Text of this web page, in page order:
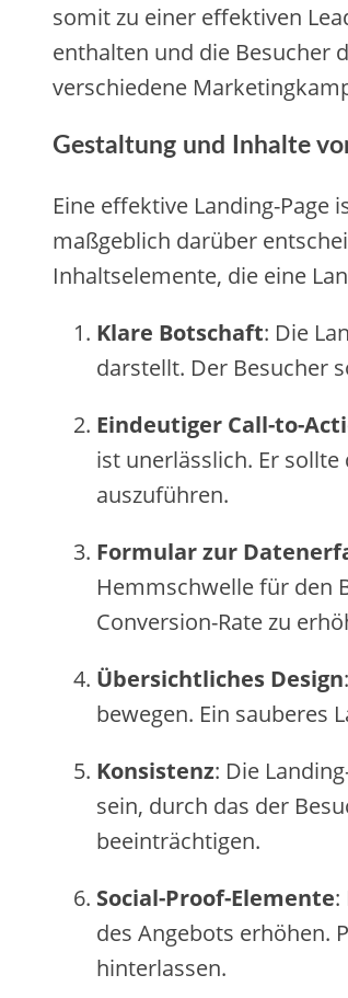
somit zu einer effektiven
enthalten und die Besucher
verschiedene
Gestaltung und Inhalte
Eine effektive Landing-Page
maßgeblich darüber
Inhaltselemente, die eine
Klare Botschaft: Die
darstellt. Der Besucher
Eindeutiger Call-to-
ist unerlässlich. Er
auszuführen.
Formular zur
Hemmschwelle für den
Conversion-Rate zu
Übersichtliches Design
bewegen. Ein sauberes
Konsistenz: Die
sein, durch das der
beeinträchtigen.
Social-Proof-Elemente:
des Angebots erhöhen.
hinterlassen.